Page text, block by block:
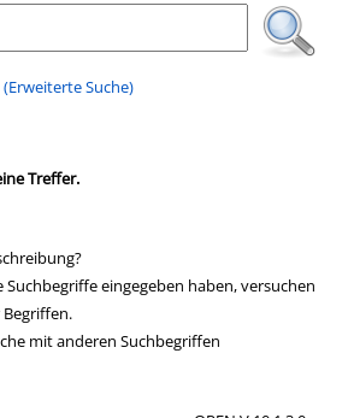
Suche)
Treffer.
Suchbegriffe eingegeben haben, versuchen
Begriffen.
mit anderen Suchbegriffen